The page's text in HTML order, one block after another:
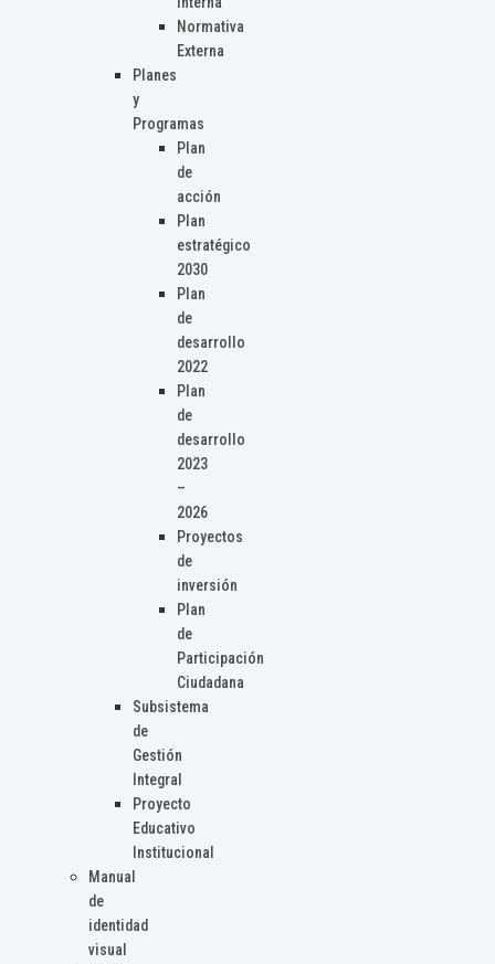
Normativa
Externa
Planes
y
Programas
Plan
de
acción
Plan
estratégico
2030
Plan
de
desarrollo
2022
Plan
de
desarrollo
2023
–
2026
Proyectos
de
inversión
Plan
de
Participación
Ciudadana
Subsistema
de
Gestión
Integral
Proyecto
Educativo
Institucional
Manual
de
identidad
visual